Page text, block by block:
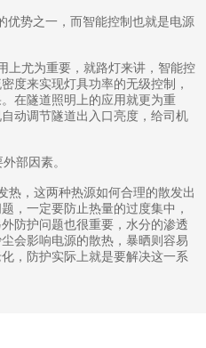
优势之一，而智能控制也就是电源
上尤为重要，就路灯来讲，智能控
度来实现灯具功率的无级控制，
在隧道照明上的应用就更为重
动调节隧道出入口亮度，给司机
部因素。
热，这两种热源如何合理的散发出
，一定要防止热量的过度集中，
防护问题也很重要，水分的渗透
会影响电源的散热，暴晒则容易
，防护实际上就是要解决这一系